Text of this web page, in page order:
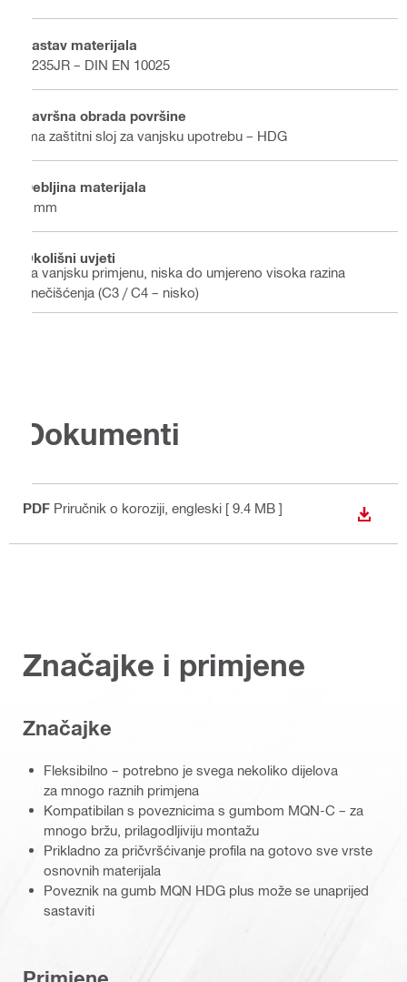
Sastav materijala
S235JR – DIN EN 10025
Završna obrada površine
Ima zaštitni sloj za vanjsku upotrebu – HDG
Debljina materijala
4 mm
Okolišni uvjeti
Za vanjsku primjenu, niska do umjereno visoka razina
onečišćenja (C3 / C4 – nisko)
Dokumenti
PDF Priručnik o koroziji , engleski [ 9.4 MB ]
Značajke i primjene
Značajke
Fleksibilno – potrebno je svega nekoliko dijelova
za mnogo raznih primjena
Kompatibilan s poveznicima s gumbom MQN-C – za
mnogo bržu, prilagodljiviju montažu
Prikladno za pričvršćivanje profila na gotovo sve vrste
osnovnih materijala
Poveznik na gumb MQN HDG plus može se unaprijed
sastaviti